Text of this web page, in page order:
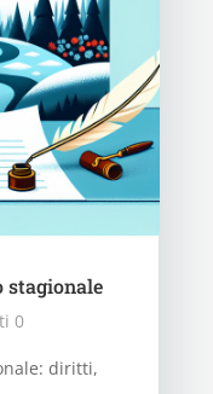
stagionale
0
diritti,